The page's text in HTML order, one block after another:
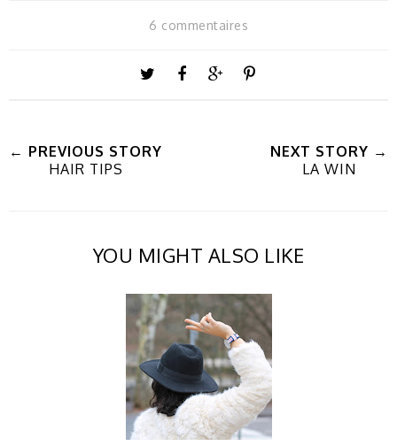
6 commentaires
← PREVIOUS STORY
HAIR TIPS
NEXT STORY →
LA WIN
YOU MIGHT ALSO LIKE